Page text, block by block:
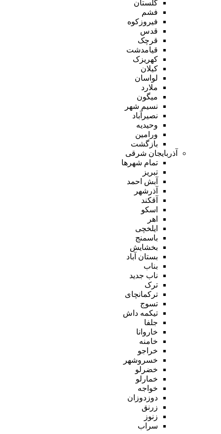
گلستان
فشم
فیروزکوه
قدس
قرچک
قیامدشت
کهریزک
کیلان
لواسان
ملارد
میگون
نسیم شهر
نصیرآباد
وحیدیه
ورامین
بازگشت
آذربایجان شرقی
تمام شهر‌ها
تبریز
آبش احمد
آذرشهر
آقکند
اسکو
اهر
ایلخچی
باسمنج
بخشایش
بستان آباد
بناب
ناب جدید
ترک
ترکمانچای
تسوج
تیکمه داش
جلفا
خاروانا
خامنه
خراجو
خسروشهر
خضرلو
خمارلو
خواجه
دوزدوزان
زرنق
زنوز
سراب